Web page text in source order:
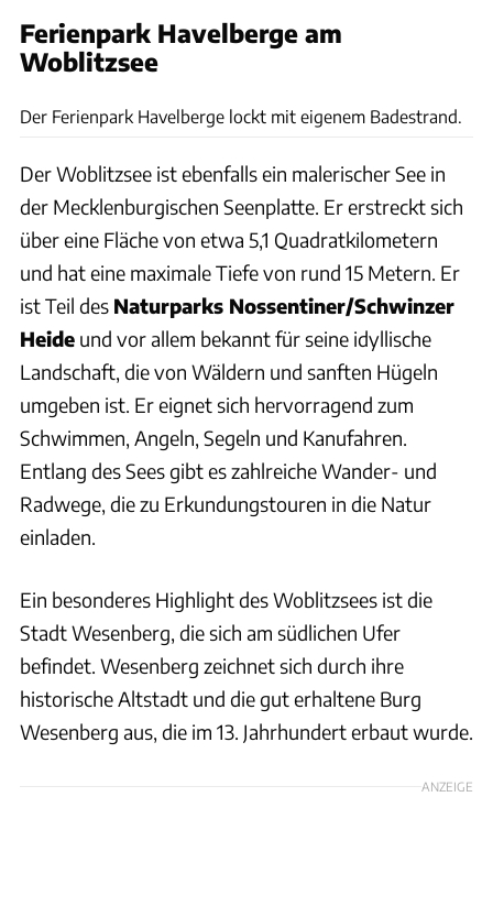
Ferienpark Havelberge am
Woblitzsee
Der Ferienpark Havelberge lockt mit eigenem Badestrand.
Der Woblitzsee ist ebenfalls ein malerischer See in
der Mecklenburgischen Seenplatte. Er erstreckt sich
über eine Fläche von etwa 5,1 Quadratkilometern
und hat eine maximale Tiefe von rund 15 Metern. Er
ist Teil des Naturparks Nossentiner/Schwinzer
Heide und vor allem bekannt für seine idyllische
Landschaft, die von Wäldern und sanften Hügeln
umgeben ist. Er eignet sich hervorragend zum
Schwimmen, Angeln, Segeln und Kanufahren.
Entlang des Sees gibt es zahlreiche Wander- und
Radwege, die zu Erkundungstouren in die Natur
einladen.
Ein besonderes Highlight des Woblitzsees ist die
Stadt Wesenberg, die sich am südlichen Ufer
befindet. Wesenberg zeichnet sich durch ihre
historische Altstadt und die gut erhaltene Burg
Wesenberg aus, die im 13. Jahrhundert erbaut wurde.
ANZEIGE